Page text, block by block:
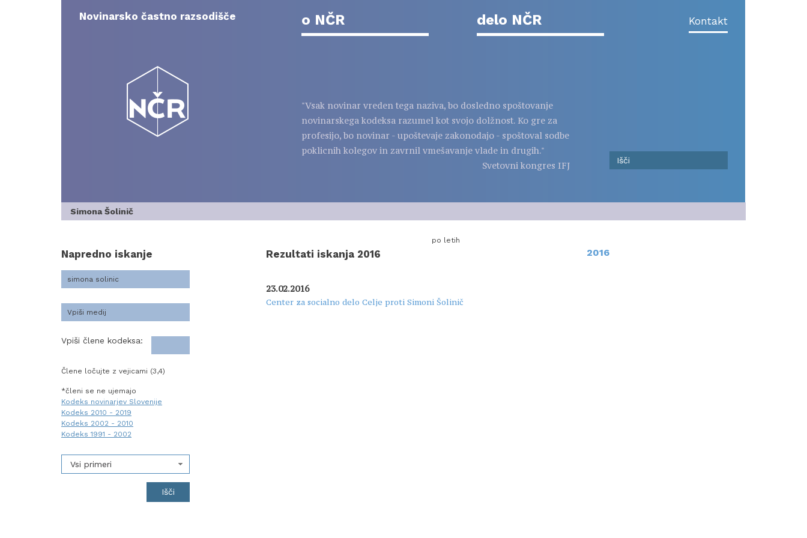
contentNovinarsko častno razsodišče o NČR delo NČR Kontakt
"Vsak novinar vreden tega naziva, bo dosledno spoštovanje
novinarskega kodeksa razumel kot svojo dolžnost. Ko gre za
profesijo, bo novinar - upoštevaje zakonodajo - spoštoval sodbe
poklicnih kolegov in zavrnil vmešavanje vlade in drugih."
Svetovni kongres IFJ
Simona Šolinič
Napredno iskanje
Vpiši člene kodeksa:
Člene ločujte z vejicami (3,4)
*členi se ne ujemajo
Kodeks novinarjev Slovenije
Kodeks 2010 - 2019
Kodeks 2002 - 2010
Kodeks 1991 - 2002
Vsi primeri
Rezultati iskanja 2016
po letih
2016
23.02.2016
Center za socialno delo Celje proti Simoni Šolinič